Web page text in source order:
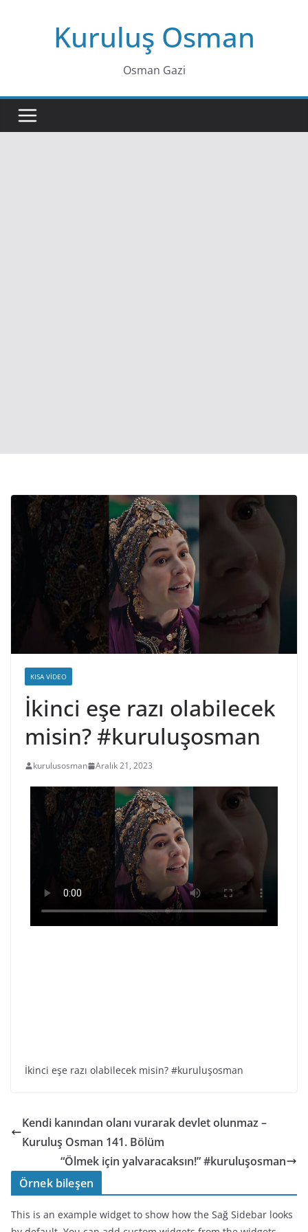
Kuruluş Osman
Osman Gazi
KISA VIDEO
İkinci eşe razı olabilecek
misin? #kuruluşosman
kurulusosman Aralık 21, 2023
İkinci eşe razı olabilecek misin? #kuruluşosman
Kendi kanından olanı vurarak devlet olunmaz –
Kuruluş Osman 141. Bölüm
“Ölmek için yalvaracaksın!” #kuruluşosman
Örnek bileşen
This is an example widget to show how the Sağ Sidebar looks